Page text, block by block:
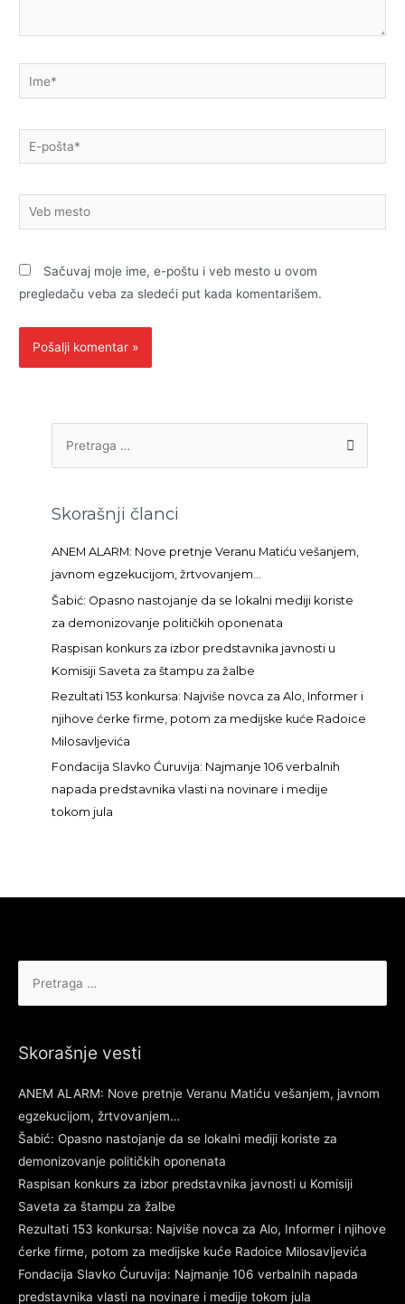
Ime*
E-
pošta*
Veb
mesto
Sačuvaj moje ime, e-poštu i veb mesto u ovom
pregledaču veba za sledeći put kada komentarišem.
r
a
g
a
Skorašnji članci
ANEM ALARM: Nove pretnje Veranu Matiću vešanjem,
javnom egzekucijom, žrtvovanjem…
Šabić: Opasno nastojanje da se lokalni mediji koriste
za demonizovanje političkih oponenata
Raspisan konkurs za izbor predstavnika javnosti u
Komisiji Saveta za štampu za žalbe
Rezultati 153 konkursa: Najviše novca za Alo, Informer i
njihove ćerke firme, potom za medijske kuće Radoice
Milosavljevića
Fondacija Slavko Ćuruvija: Najmanje 106 verbalnih
napada predstavnika vlasti na novinare i medije
tokom jula
Skorašnje vesti
ANEM ALARM: Nove pretnje Veranu Matiću vešanjem, javnom
egzekucijom, žrtvovanjem…
Šabić: Opasno nastojanje da se lokalni mediji koriste za
demonizovanje političkih oponenata
Raspisan konkurs za izbor predstavnika javnosti u Komisiji
Saveta za štampu za žalbe
Rezultati 153 konkursa: Najviše novca za Alo, Informer i njihove
ćerke firme, potom za medijske kuće Radoice Milosavljevića
Fondacija Slavko Ćuruvija: Najmanje 106 verbalnih napada
predstavnika vlasti na novinare i medije tokom jula